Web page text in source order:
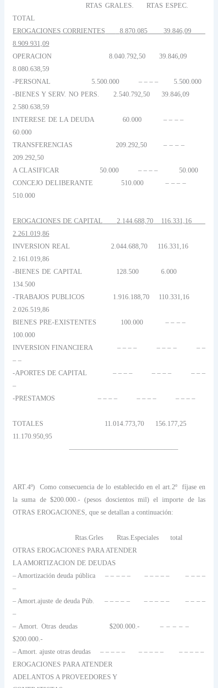
RTAS GRALES.
RTAS ESPEC.
TOTAL
EROGACIONES CORRIENTES
8.870.085
39.846,09
8.909.931,09
OPERACION
8.040.792,50
39.846,09
8.080.638,59
-PERSONAL
5.500.000 – – – –
5.500.000
-BIENES Y SERV. NO PERS.
2.540.792,50
39.846,09
2.580.638,59
INTERESE DELA DEUDA 60.000
– – – –
60.000
TRANSFERENCIAS
209.292,50
– – – –
209.292,50
A CLASIFICAR
50.000 – – – –
50.000
CONCEJO DELIBERANTE
510.000
– – – –
510.000
EROGACIONES DE CAPITAL 2.144.688,70
116.331,16
2.261.019,86
INVERSION REAL
2.044.688,70
116.331,16
2.161.019,86
-BIENES DE CAPITAL
128.500
6.000
134.500
-TRABAJOS PUBLICOS
1.916.188,70
110.331,16
2.026.519,86
BIENES PRE-EXISTENTES
100.000
– – – –
100.000
INVERSION FINANCIERA
– – – – – – – –
– –
– –
-APORTES DE CAPITAL
– – – – – – – –
– – –
–
-PRESTAMOS
– – – – – – – – – – – –
TOTALES 11.014.773,70
156.177,25
11.170.950,95
————————————————
ART.4º) Como consecuencia de lo establecido en el art.2º
fíjase en
la suma de $200.000.- (pesos doscientos mil) el importe de las
OTRAS EROGACIONES, que se detallan a continuación:
Rtas.Grles Rtas.Especiales
total
OTRAS EROGACIONES PARA ATENDER
LA AMORTIZACION DE DEUDAS
– Amortización deuda pública
– – – – – – – – – –
– – – –
–
– Amort.ajuste de deuda Púb.
– – – – – – – – – –
– – – –
–
– Amort. Otras deudas
$200.000.-
– – – – –
$200.000.-
– Amort. ajuste otras deudas
– – – – – – – – – –
– – – – –
EROGACIONES PARA ATENDER
ADELANTOS A PROVEEDORES Y